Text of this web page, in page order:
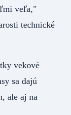
veľa,"
technické
vekové
sa dajú
ale aj na